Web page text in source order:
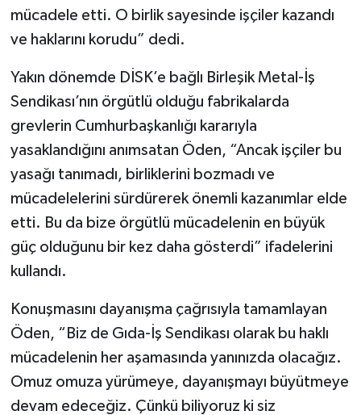
mücadele etti. O birlik sayesinde işçiler kazandı
ve haklarını korudu” dedi.
Yakın dönemde DİSK’e bağlı Birleşik Metal-İş
Sendikası’nın örgütlü olduğu fabrikalarda
grevlerin Cumhurbaşkanlığı kararıyla
yasaklandığını anımsatan Öden, “Ancak işçiler bu
yasağı tanımadı, birliklerini bozmadı ve
mücadelelerini sürdürerek önemli kazanımlar elde
etti. Bu da bize örgütlü mücadelenin en büyük
güç olduğunu bir kez daha gösterdi” ifadelerini
kullandı.
Konuşmasını dayanışma çağrısıyla tamamlayan
Öden, “Biz de Gıda-İş Sendikası olarak bu haklı
mücadelenin her aşamasında yanınızda olacağız.
Omuz omuza yürümeye, dayanışmayı büyütmeye
devam edeceğiz. Çünkü biliyoruz ki siz